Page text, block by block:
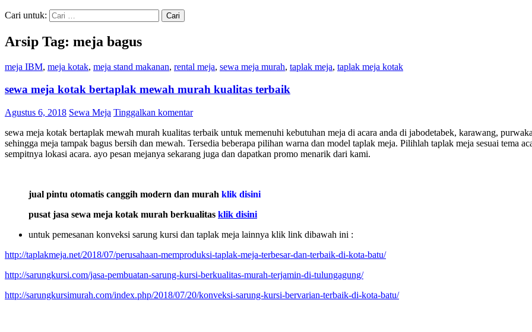
Cari untuk:
Arsip Tag: meja bagus
meja IBM, meja kotak, meja stand makanan, rental meja, sewa meja murah, taplak meja, taplak meja kotak
sewa meja kotak bertaplak mewah murah kualitas terbaik
Agustus 6, 2018 Sewa Meja Tinggalkan komentar
sewa meja kotak bertaplak mewah murah kualitas terbaik untuk memenuhi kebutuhan meja di acara anda di jabodetabek, karawang,
sehingga meja tampak bagus bersih dan mewah. Tersedia beberapa pilihan warna dan model taplak meja. Pilihlah taplak meja sesuai tema
sempitnya lokasi acara. ayo pesan mejanya sekarang juga dan dapatkan promo menarik dari kami.
jual pintu otomatis canggih modern dan murah klik disini
pusat jasa sewa meja kotak murah berkualitas klik disini
untuk pemesanan konveksi sarung kursi dan taplak meja lainnya klik link dibawah ini :
http://taplakmeja.net/2018/07/perusahaan-memproduksi-taplak-meja-terbesar-dan-terbaik-di-kota-batu/
http://sarungkursi.com/jasa-pembuatan-sarung-kursi-berkualitas-murah-terjamin-di-tulungagung/
http://sarungkursimurah.com/index.php/2018/07/20/konveksi-sarung-kursi-bervarian-terbaik-di-kota-batu/